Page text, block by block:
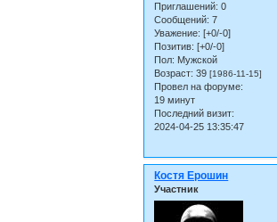
Приглашений: 0
Сообщений: 7
Уважение: [+0/-0]
Позитив: [+0/-0]
Пол: Мужской
Возраст: 39[1986-11-15]
Провел на форуме:
19 минут
Последний визит:
2024-04-25 13:35:47
Костя Ерошин
Участник